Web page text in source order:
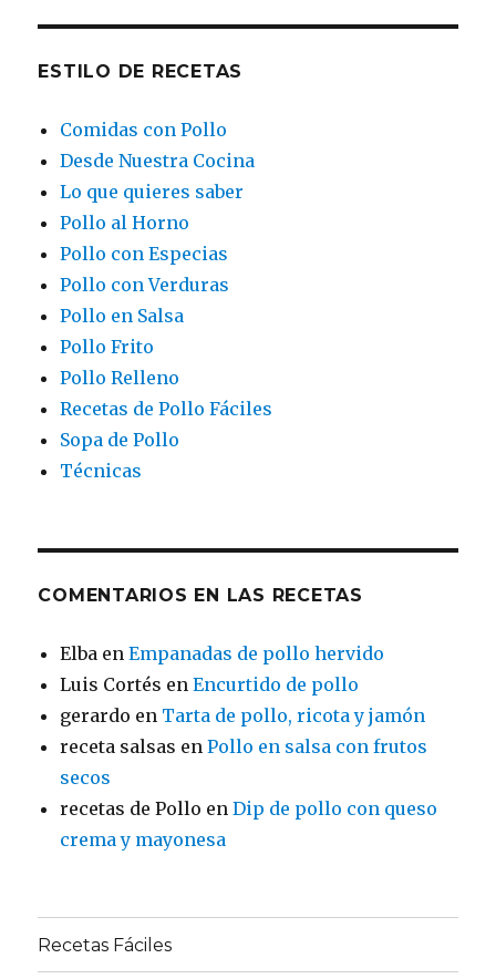
ESTILO DE RECETAS
Comidas con Pollo
Desde Nuestra Cocina
Lo que quieres saber
Pollo al Horno
Pollo con Especias
Pollo con Verduras
Pollo en Salsa
Pollo Frito
Pollo Relleno
Recetas de Pollo Fáciles
Sopa de Pollo
Técnicas
COMENTARIOS EN LAS RECETAS
Elba enEmpanadas de pollo hervido
Luis Cortés enEncurtido de pollo
gerardo en Tarta de pollo, ricota y jamón
receta salsas enPollo en salsa con frutos
secos
recetas de Pollo enDip de pollo con queso
crema y mayonesa
Recetas Fáciles